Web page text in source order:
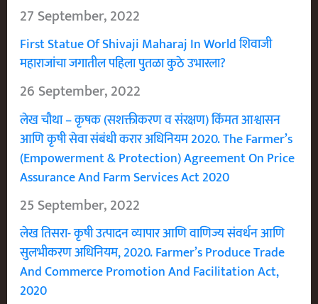
27 September, 2022
First Statue Of Shivaji Maharaj In World शिवाजी
महाराजांचा जगातील पहिला पुतळा कुठे उभारला?
26 September, 2022
लेख चौथा – कृषक (सशक्तीकरण व संरक्षण) किंमत आश्वासन
आणि कृषी सेवा संबंधी करार अधिनियम 2020. The Farmer’s
(Empowerment & Protection) Agreement On Price
Assurance And Farm Services Act 2020
25 September, 2022
लेख तिसरा- कृषी उत्पादन व्यापार आणि वाणिज्य संवर्धन आणि
सुलभीकरण अधिनियम, 2020. Farmer’s Produce Trade
And Commerce Promotion And Facilitation Act,
2020